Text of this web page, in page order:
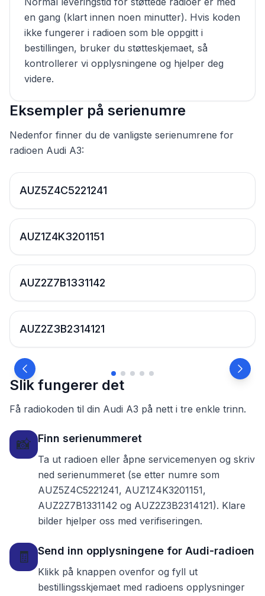
en gang (klart innen noen minutter). Hvis koden
ikke fungerer i radioen som ble oppgitt i
bestillingen, bruker du støtteskjemaet, så
kontrollerer vi opplysningene og hjelper deg
videre.
Eksempler på serienumre
Nedenfor finner du de vanligste serienumrene for
radioen Audi A3:
AUZ5Z4C5221241
AUZ1Z4K3201151
AUZ2Z7B1331142
AUZ2Z3B2314121
Slik fungerer det
Få radiokoden til din Audi A3 på nett i tre enkle trinn.
📸 Finn serienummeret
Ta ut radioen eller åpne servicemenyen og skriv
ned serienummeret (se etter numre som
AUZ5Z4C5221241, AUZ1Z4K3201151,
AUZ2Z7B1331142 og AUZ2Z3B2314121). Klare
bilder hjelper oss med verifiseringen.
🧾 Send inn opplysningene for Audi-radioen
Klikk på knappen ovenfor og fyll ut
bestillingsskjemaet med radioens opplysninger